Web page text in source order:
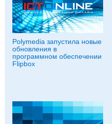
Polymedia запустила новые
обновления в
программном обеспечении
Flipbox